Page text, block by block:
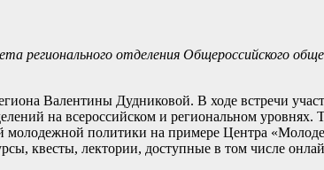
регионального отделения Общероссийского
Валентины Дудниковой. В ходе встречи
на всероссийском и региональном уровнях.
молодежной политики на примере Центра
квесты, лектории, доступные в том числе